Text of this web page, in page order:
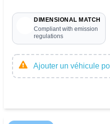
DIMENSIONAL MATCH
Compliant with emission
regulations
Ajouter un véhicule